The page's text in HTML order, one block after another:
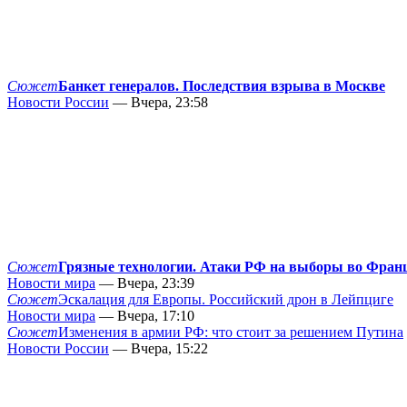
СюжетБанкет генералов. Последствия взрыва в Москве
Новости России — Вчера, 23:58
СюжетГрязные технологии. Атаки РФ на выборы во
Новости мира — Вчера, 23:39
СюжетЭскалация для Европы. Российский дрон в Лейпциге
Новости мира — Вчера, 17:10
СюжетИзменения в армии РФ: что стоит за решением Путина
Новости России — Вчера, 15:22